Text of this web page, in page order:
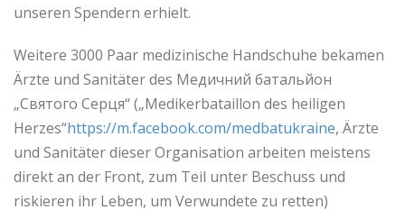
unseren Spendern erhielt.
Weitere 3000 Paar medizinische Handschuhe bekamen
Ärzte und Sanitäter des Медичний батальйон
„Святого Серця“ („Medikerbataillon des heiligen
Herzes“https://m.facebook.com/medbatukraine, Ärzte
und Sanitäter dieser Organisation arbeiten meistens
direkt an der Front, zum Teil unter Beschuss und
riskieren ihr Leben, um Verwundete zu retten)